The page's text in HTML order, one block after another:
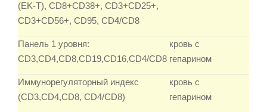
(EK-T), CD8+CD38+, CD3+CD25+,
CD3+CD56+, CD95, CD4/CD8
Панель 1 уровня:
CD3,CD4,CD8,CD19,CD16,CD4/CD8
кровь с
гепарином
Иммунорегуляторный индекс
(CD3,CD4,CD8, CD4/CD8)
кровь с
гепарином